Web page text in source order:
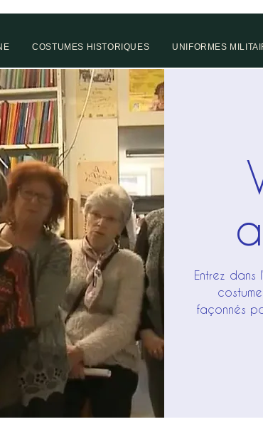
COSTUMES HISTORIQUES UNIFORMES
Entrez dans
façonnés